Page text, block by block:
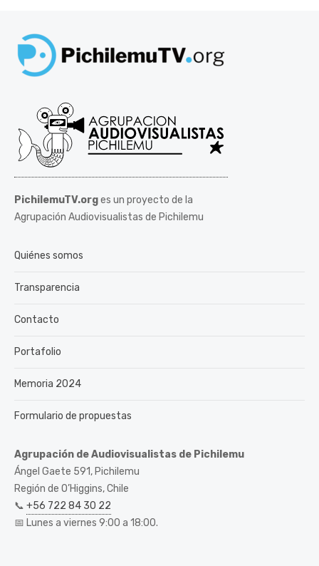
PichilemuTV.orges un proyecto de la
Agrupación Audiovisualistas de Pichilemu
Quiénes somos
Transparencia
Contacto
Portafolio
Memoria 2024
Formulario de propuestas
Agrupación de Audiovisualistas de Pichilemu
Ángel Gaete 591, Pichilemu
Región de O’Higgins, Chile
📞 +56 722 84 30 22
📅 Lunes a viernes 9:00 a 18:00.